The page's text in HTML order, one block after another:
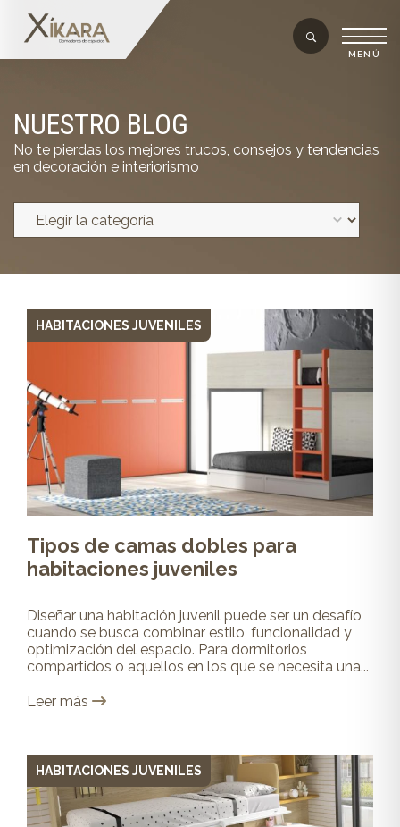
NUESTRO BLOG
No te pierdas los mejores trucos, consejos y tendencias
en decoración e interiorismo
HABITACIONES JUVENILES
Tipos de camas dobles para
habitaciones juveniles
Diseñar una habitación juvenil puede ser un desafío
cuando se busca combinar estilo, funcionalidad y
optimización del espacio. Para dormitorios
compartidos o aquellos en los que se necesita una...
Leer más
HABITACIONES JUVENILES